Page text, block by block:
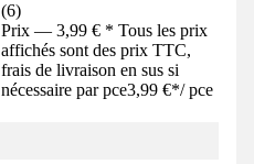
(6)
Prix — 3,99 € * Tous les prix
affichés sont des prix TTC,
frais de livraison en sus si
nécessaire par pce3,99 €*/ pce